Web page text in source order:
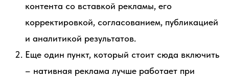
контента со вставкой рекламы, его
корректировкой, согласованием, публикацией
и аналитикой результатов.
Еще один пункт, который стоит сюда включить
– нативная реклама лучше работает при